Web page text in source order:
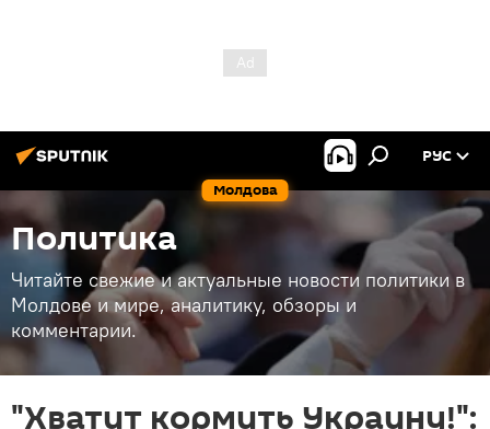
Молдова
РУС
Политика
Читайте свежие и актуальные новости политики в
Молдове и мире, аналитику, обзоры и
комментарии.
"Хватит кормить Украину!":